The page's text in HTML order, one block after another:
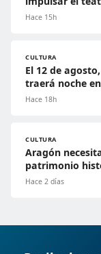
Hace 15h
CULTURA
El 12 de
traerá noche
Hace 18h
CULTURA
Aragón
patrimonio
Hace 2 días